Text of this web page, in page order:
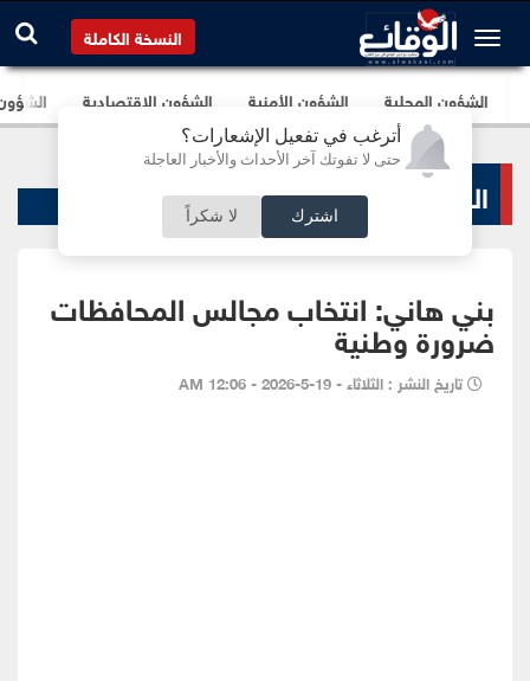
أترغب في تفعيل الإشعارات؟
حتى لا تفوتك آخر الأحداث والأخبار العاجلة
اشترك لا شكراً
النسخة الكاملة
الشؤون المحلية الشؤون الأمنية الشؤون الإقتصادية
الشؤون البرلمانية
بني هاني: انتخاب مجالس المحافظات
ضرورة وطنية
تاريخ النشر : الثلاثاء - 19-5-2026 - 12:06 AM